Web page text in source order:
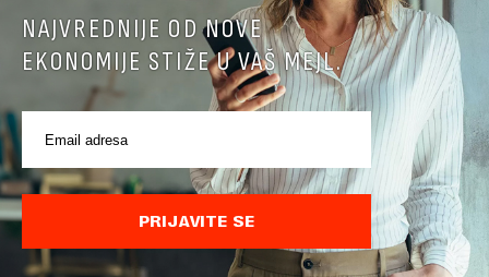
POVEZANI SADRŽAJI
NAJVREDNIJE OD NOVE
EKONOMIJE STIŽE U VAŠ MEJL.
PRIJAVITE SE